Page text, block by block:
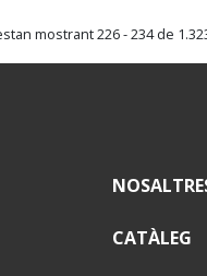
mostrant 226 - 234 de
CATÀLEG